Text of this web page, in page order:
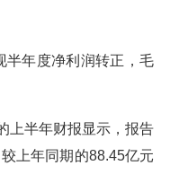
半年度净利润转正，毛
上半年财报显示，报告
上年同期的88.45亿元